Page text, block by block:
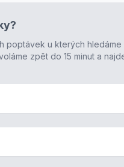
poptávek u kterých hledáme
zpět do 15 minut a